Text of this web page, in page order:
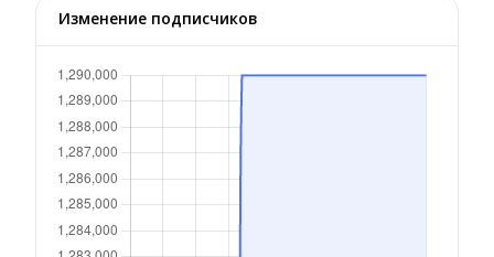
Изменение подписчиков